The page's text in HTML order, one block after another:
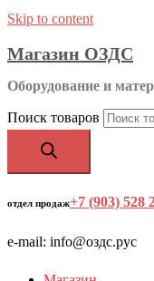
Skip to content
Магазин ОЗДС
Оборудование и
Поиск товаров
отдел продаж+7 (903) 528
e-mail: info@оздс.рус